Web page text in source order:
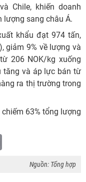
Chile, khiến doanh
lượng sang châu Á.
khẩu đạt 974 tấn,
giảm 9% về lượng và
206 NOK/kg xuống
tăng và áp lực bán từ
ra thị trường trong
63% tổng lượng
Nguồn: Tổng hợp